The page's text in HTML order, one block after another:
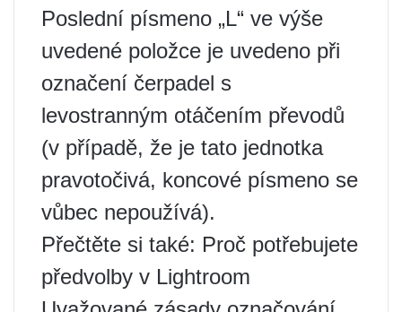
Poslední písmeno „L“ ve výše
uvedené položce je uvedeno při
označení čerpadel s
levostranným otáčením převodů
(v případě, že je tato jednotka
pravotočivá, koncové písmeno se
vůbec nepoužívá).
Přečtěte si také: Proč potřebujete
předvolby v Lightroom